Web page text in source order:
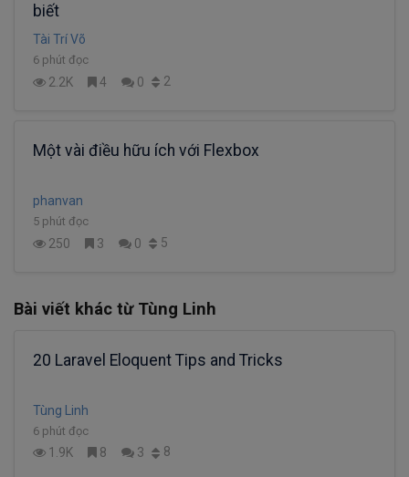
biết
Tài Trí Võ
6 phút đọc
2.2K 4 0 2
Một vài điều hữu ích với Flexbox
phanvan
5 phút đọc
250 3 0 5
Bài viết khác từ Tùng Linh
20 Laravel Eloquent Tips and Tricks
Tùng Linh
6 phút đọc
1.9K 8 3 8